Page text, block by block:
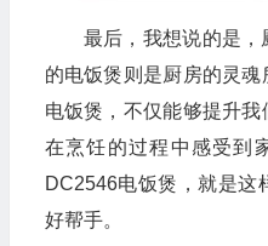
最后，我想说的是
的电饭煲则是厨房的灵
电饭煲，不仅能够提升
在烹饪的过程中感受到
DC2546电饭煲，就是这
好帮手。